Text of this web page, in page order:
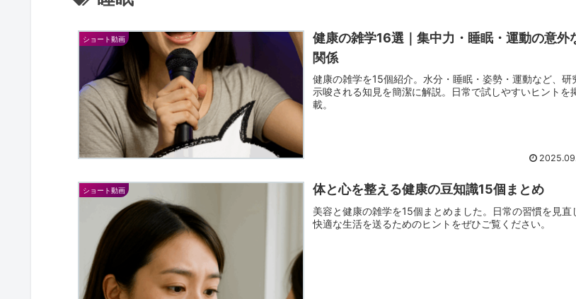
ショート動画
健康の雑学16選｜集中力・睡眠・運動の意外
関係
健康の雑学を15個紹介。水分・睡眠・姿勢・運動など、研
示唆される知見を簡潔に解説。日常で試しやすいヒントを
載。
ショート動画 体と心を整える健康の豆知識15個まとめ
美容と健康の雑学を15個まとめました。日常の習慣を見直
快適な生活を送るためのヒントをぜひご覧ください。